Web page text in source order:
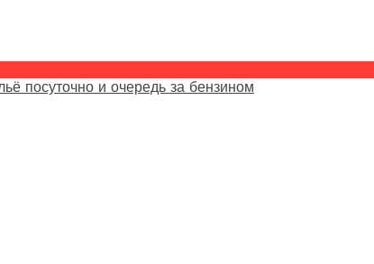
посуточно и очередь за бензином